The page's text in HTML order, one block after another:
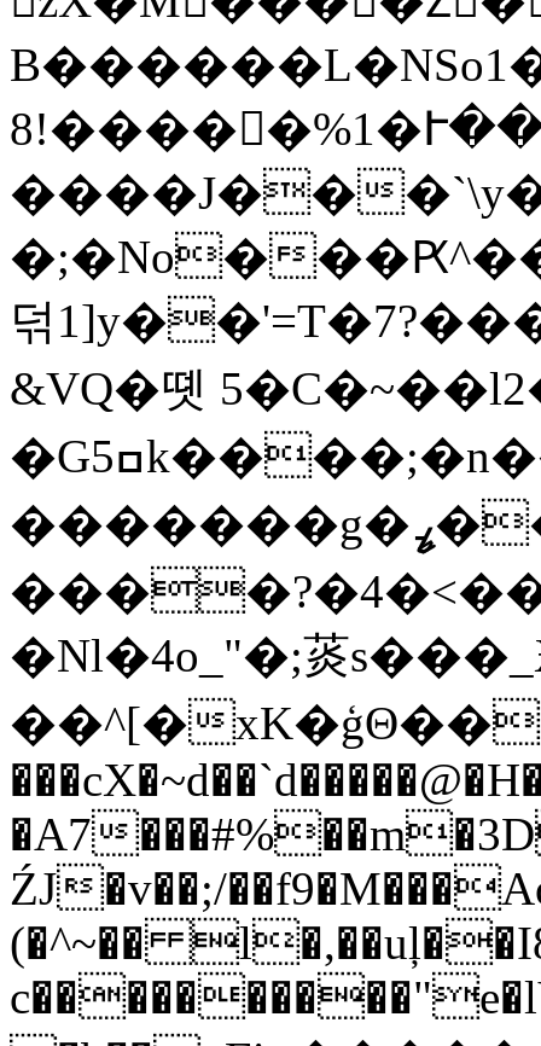
����J��
�;�No�
덖
&VQ�똇
�Gߛ5k����;�n����_7���7��Gޝ��D�0}
�������g�ߨީ����j�G�ޝ�{��vg�O�#�I�kX�w!>�t�V�����,=���]��C�����C�F�C������{�ܜ����S��{�Sxշ�~�Y�u���Hn�>�ntٝ�}
�Nl�4o_"�;菼
��^[�
�A7
ŹJ�v��;/
(�^~��